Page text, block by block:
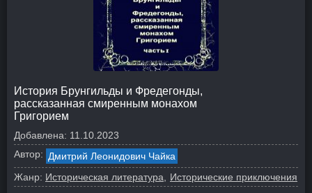
История Брунгильды и Фредегонды,
рассказанная смиренным монахом
Григорием
Добавлена: 11.10.2023
Автор: Дмитрий Леонидович Чайка
Жанр: Историческая литература
Исторические приключения